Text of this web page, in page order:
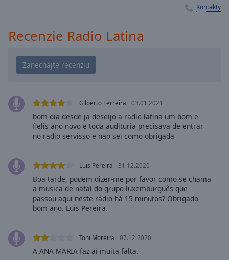
Rate
Chapters
Chapters
Descriptions
descriptions
,
selected
subtitles
settings,
opens
subtitles
dialog
subtitles
,
Kontakty
Recenzie Radio Latina
Gilberto Ferreira 03.01.2021
bom dia desde ja deseijo a radio latina um bom e
flelis ano novo e toda audituria precisava de entrar
no radio servisso e nao sei como obrigada
Luis Pereira 31.12.2020
Boa tarde, podem dizer-me por favor como se chama
a musica de natal do grupo luxemburguês que
passou aqui neste rádio há 15 minutos? Obrigado
bom ano. Luís Pereira.
Toni Moreira 07.12.2020
A ANA MARIA faz aí muita falta.